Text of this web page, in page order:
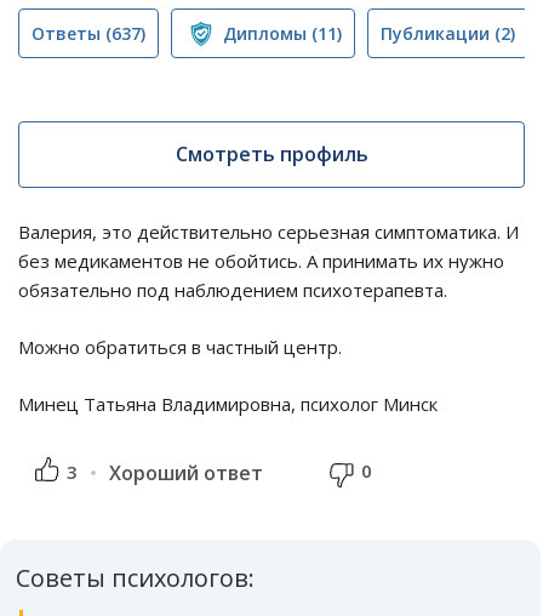
Ответы (637) Дипломы (11) Публикации (2)
Смотреть профиль
Валерия, это действительно серьезная симптоматика. И
без медикаментов не обойтись. А принимать их нужно
обязательно под наблюдением психотерапевта.
Можно обратиться в частный центр.
Минец Татьяна Владимировна, психолог Минск
3 Хороший ответ 0
Советы психологов: